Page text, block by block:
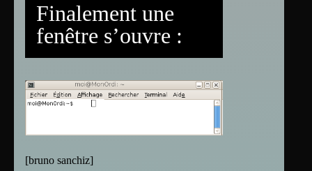
Finalement une
fenêtre s’ouvre :
[bruno sanchiz]